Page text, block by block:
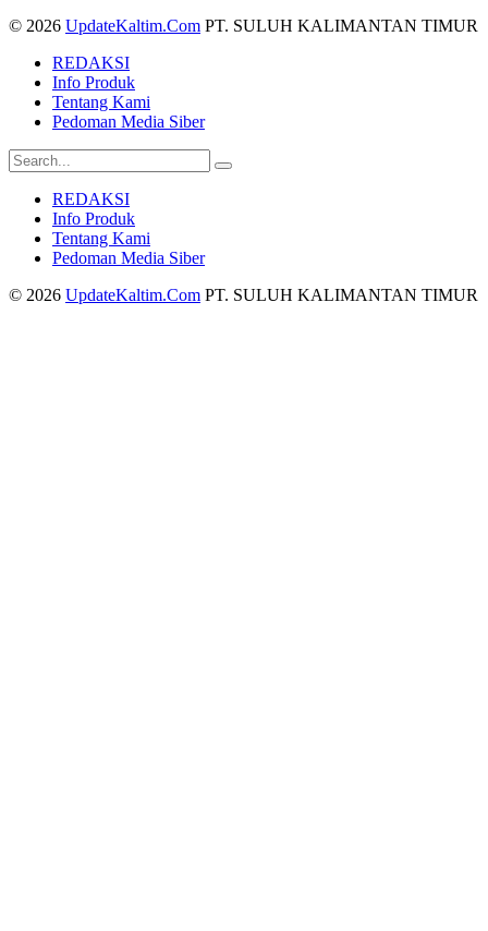
© 2026 UpdateKaltim.Com PT. SULUH KALIMANTAN TIMUR
REDAKSI
Info Produk
Tentang Kami
Pedoman Media Siber
REDAKSI
Info Produk
Tentang Kami
Pedoman Media Siber
© 2026 UpdateKaltim.Com PT. SULUH KALIMANTAN TIMUR